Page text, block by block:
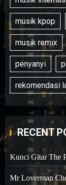
musik kpop
musik remix
penyanyi
rekomendasi
RECENT
Kunci Gitar The
Mr Loverman